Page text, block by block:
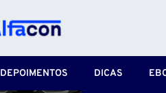
DEPOIMENTOS DICAS